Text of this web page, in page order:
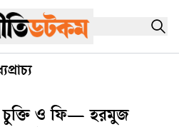
চুক্তি ও ফি— হরমুজ